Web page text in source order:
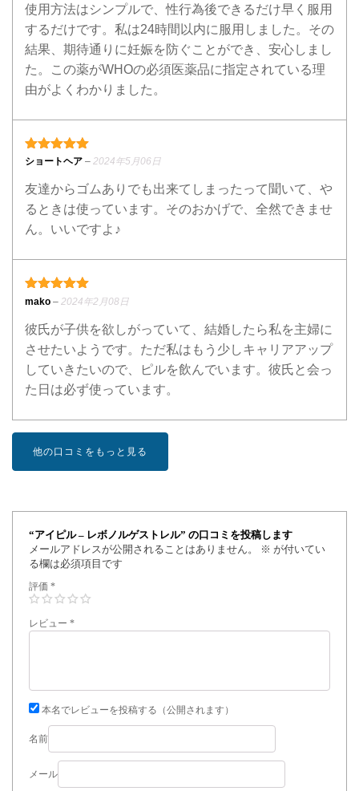
使用方法はシンプルで、性行為後できるだけ早く服用
するだけです。私は24時間以内に服用しました。その
結果、期待通りに妊娠を防ぐことができ、安心しまし
た。この薬がWHOの必須医薬品に指定されている理
由がよくわかりました。
5段階中5の評価
ショートヘア – 2024年5月06日
友達からゴムありでも出来てしまったって聞いて、や
るときは使っています。そのおかげで、全然できませ
ん。いいですよ♪
5段階中5の評価
mako – 2024年2月08日
彼氏が子供を欲しがっていて、結婚したら私を主婦に
させたいようです。ただ私はもう少しキャリアアップ
していきたいので、ピルを飲んでいます。彼氏と会っ
た日は必ず使っています。
他の口コミをもっと見る
“アイピル – レボノルゲストレル” の口コミを投稿します
メールアドレスが公開されることはありません。
※ が付いてい
る欄は必須項目です
評価 *
レビュー *
本名でレビューを投稿する（公開されます）
名前
メール